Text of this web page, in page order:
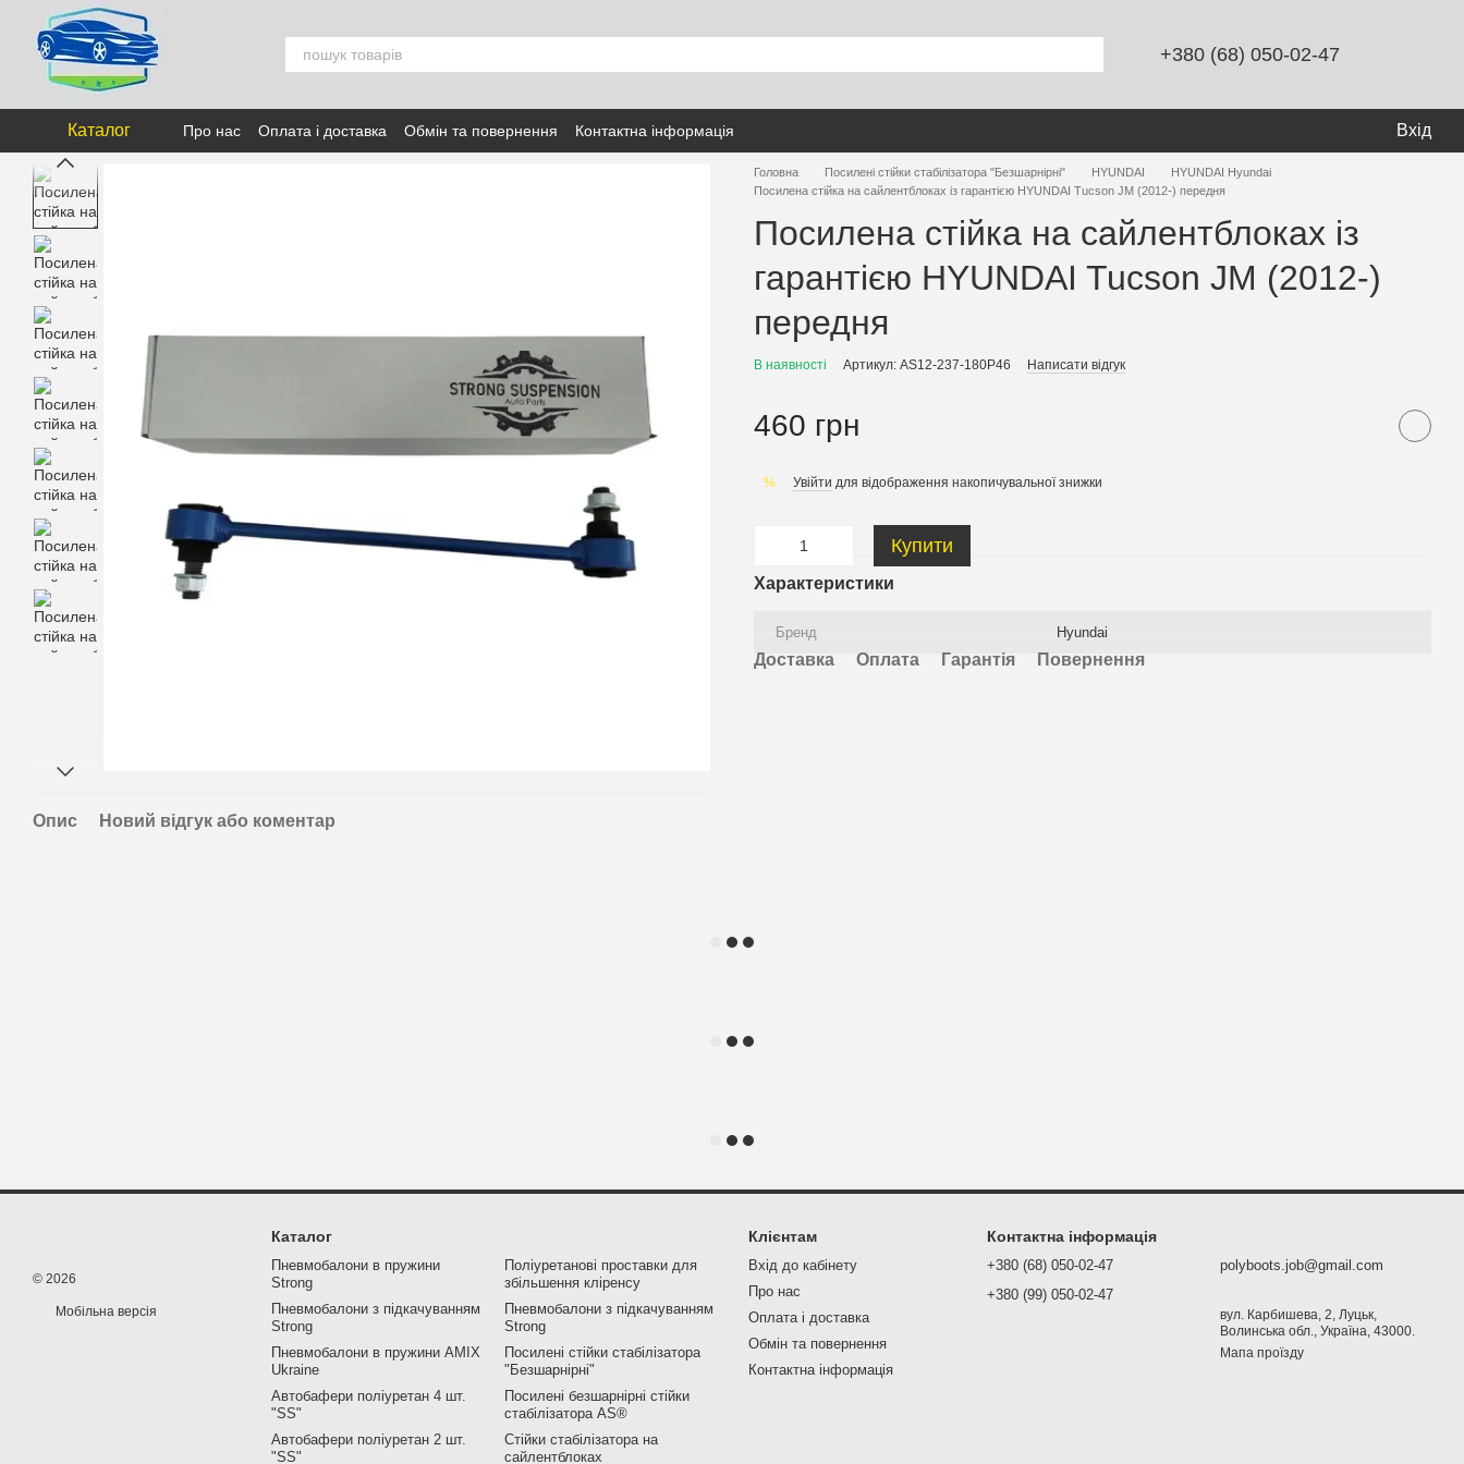
Перейти к основному контенту
+380 (68) 050-02-47
Каталог Про нас Оплата і доставка Обмін та повернення Контактна інформація Вхід
Опис Новий відгук або коментар
Головна Посилені стійки стабілізатора "Безшарнірні" HYUNDAI
HYUNDAI Hyundai
Посилена стійка на сайлентблоках із гарантією HYUNDAI Tucson JM (2012-) передня
Посилена стійка на сайлентблоках із
гарантією HYUNDAI Tucson JM (2012-)
передня
В наявності Артикул: AS12-237-180P46 Написати відгук
460 грн
% Увійти для відображення накопичувальної знижки
Купити
Характеристики
Бренд Hyundai
Доставка Оплата Гарантія Повернення
© 2026
Мобільна версія
Каталог
Пневмобалони в пружини
Strong
Пневмобалони з підкачуванням
Strong
Пневмобалони в пружини AMIX
Ukraine
Автобафери поліуретан 4 шт.
"SS"
Автобафери поліуретан 2 шт.
"SS"
Поліуретанові проставки для
збільшення кліренсу
Пневмобалони з підкачуванням
Strong
Посилені стійки стабілізатора
"Безшарнірні"
Посилені безшарнірні стійки
стабілізатора AS®
Стійки стабілізатора на
сайлентблоках
Клієнтам
Вхід до кабінету
Про нас
Оплата і доставка
Обмін та повернення
Контактна інформація
Контактна інформація
+380 (68) 050-02-47
+380 (99) 050-02-47
polyboots.job@gmail.com
вул. Карбишева, 2, Луцьк,
Волинська обл., Україна, 43000.
Мапа проїзду